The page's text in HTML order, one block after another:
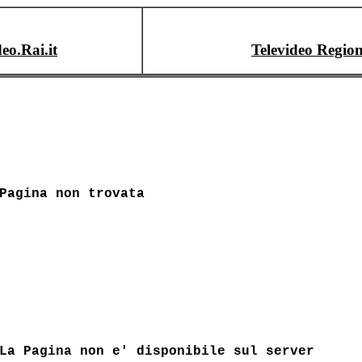
Televideo
Pagina non trovata
La Pagina non e' disponibile sul server